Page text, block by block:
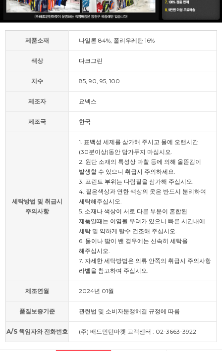
제품소재 나일론 84%, 폴리우레탄 16%
색상 다크그린
치수 85, 90, 95, 100
제조자 요넥스
제조국 한국
세탁방법 및 취급시
주의사항
1. 표백성 세제를 삼가해 주시고 물에 오랜시간
(30분이상)동안 담가두지 마십시오.
2. 원단 소재의 특성상 마찰 등에 의해 올뜯김이
발생할 수 있으니 취급시 주의하세요.
3. 프린트 부위는 다림질을 삼가해 주십시오.
4. 짙은색상과 연한 색상의 옷은 반드시 분리하여
세탁해주십시오.
5. 소재나 색상이 서로 다른 부분이 혼합된
제품일때는 이염될 우려가 있으니 빠른 시간내에
세탁 및 약하게 탈수 건조해 주십시오.
6. 물이나 땀이 밴 경우에는 신속히 세탁을
해주십시오.
7. 자세한 세탁방법은 의류 안쪽의 취급시 주의사항
라벨을 참고하여 주십시오.
제조연월 2024년 01월
품질보증기준 관련법 및 소비자분쟁해결 규정에 따름
A/S 책임자와 전화번호 (주) 배드민턴마켓 고객센터 : 02-3663-3922